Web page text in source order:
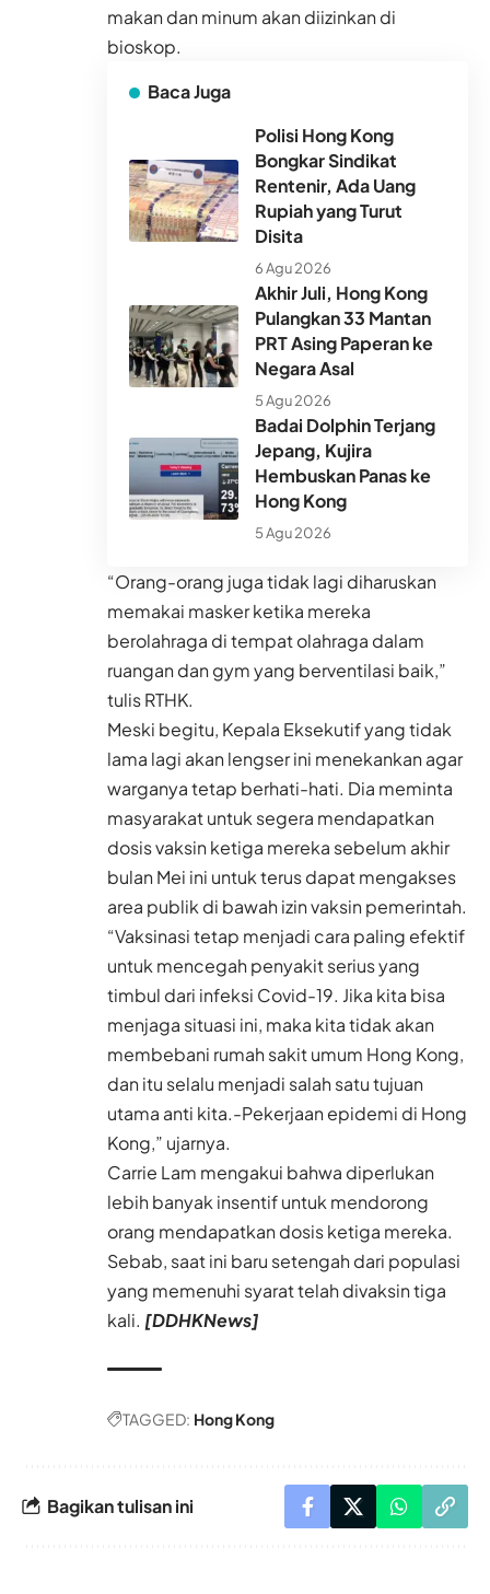
makan dan minum akan diizinkan di
bioskop.
Baca Juga
Polisi Hong Kong
Bongkar Sindikat
Rentenir, Ada Uang
Rupiah yang Turut
Disita
6 Agu 2026
Akhir Juli, Hong Kong
Pulangkan 33 Mantan
PRT Asing Paperan ke
Negara Asal
5 Agu 2026
Badai Dolphin Terjang
Jepang, Kujira
Hembuskan Panas ke
Hong Kong
5 Agu 2026
“Orang-orang juga tidak lagi diharuskan
memakai masker ketika mereka
berolahraga di tempat olahraga dalam
ruangan dan gym yang berventilasi baik,”
tulis RTHK.
Meski begitu, Kepala Eksekutif yang tidak
lama lagi akan lengser ini menekankan agar
warganya tetap berhati-hati. Dia meminta
masyarakat untuk segera mendapatkan
dosis vaksin ketiga mereka sebelum akhir
bulan Mei ini untuk terus dapat mengakses
area publik di bawah izin vaksin pemerintah.
“Vaksinasi tetap menjadi cara paling efektif
untuk mencegah penyakit serius yang
timbul dari infeksi Covid-19. Jika kita bisa
menjaga situasi ini, maka kita tidak akan
membebani rumah sakit umum Hong Kong,
dan itu selalu menjadi salah satu tujuan
utama anti kita.-Pekerjaan epidemi di Hong
Kong,” ujarnya.
Carrie Lam mengakui bahwa diperlukan
lebih banyak insentif untuk mendorong
orang mendapatkan dosis ketiga mereka.
Sebab, saat ini baru setengah dari populasi
yang memenuhi syarat telah divaksin tiga
kali. [DDHKNews]
TAGGED: Hong Kong
Bagikan tulisan ini